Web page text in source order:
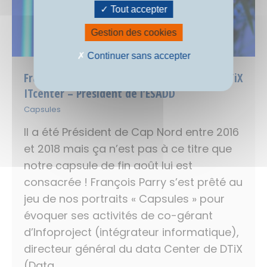
François Parry, dirigeant d’InfoProject & DTiX
ITcenter – Président de l’ESADD
Capsules
Il a été Président de Cap Nord entre 2016
et 2018 mais ça n’est pas à ce titre que
notre capsule de fin août lui est
consacrée ! François Parry s’est prêté au
jeu de nos portraits « Capsules » pour
évoquer ses activités de co-gérant
d’Infoproject (intégrateur informatique),
directeur général du data Center de DTiX
Tout accepter
Gestion des cookies
Continuer sans accepter